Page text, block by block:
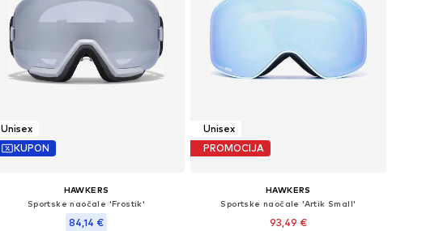
Unisex
KUPON
HAWKERS
Sportske naočale 'Frostik'
84,14 €
Unisex
PROMOCIJA
HAWKERS
Sportske naočale 'Artik Small'
93,49 €